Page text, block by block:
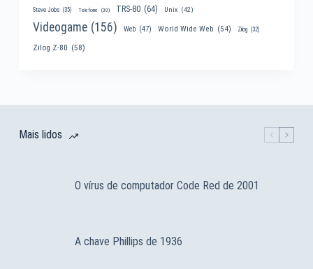
Steve Jobs (35) Telefone (30) TRS-80 (64) Unix (42)
Videogame (156) Web (47) World Wide Web (54) Zilog (32)
Zilog Z-80 (58)
Mais lidos
O vírus de computador Code Red de 2001
A chave Phillips de 1936